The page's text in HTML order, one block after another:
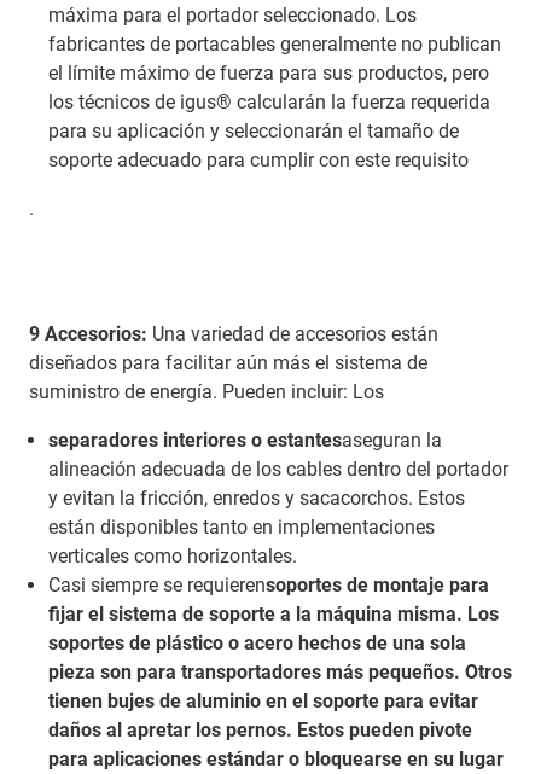
máxima para el portador seleccionado. Los
fabricantes de portacables generalmente no publican
el límite máximo de fuerza para sus productos, pero
los técnicos de igus® calcularán la fuerza requerida
para su aplicación y seleccionarán el tamaño de
soporte adecuado para cumplir con este requisito
.
9 Accesorios: Una variedad de accesorios están
diseñados para facilitar aún más el sistema de
suministro de energía. Pueden incluir: Los
separadores interiores o estantesaseguran la
alineación adecuada de los cables dentro del portador
y evitan la fricción, enredos y sacacorchos. Estos
están disponibles tanto en implementaciones
verticales como horizontales.
Casi siempre se requierensoportes de montaje para
fijar el sistema de soporte a la máquina misma. Los
soportes de plástico o acero hechos de una sola
pieza son para transportadores más pequeños. Otros
tienen bujes de aluminio en el soporte para evitar
daños al apretar los pernos. Estos pueden pivote
para aplicaciones estándar o bloquearse en su lugar